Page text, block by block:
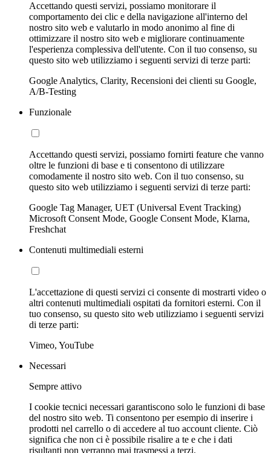
Accettando questi servizi, possiamo monitorare il
comportamento dei clic e della navigazione all'interno del
nostro sito web e valutarlo in modo anonimo al fine di
ottimizzare il nostro sito web e migliorare continuamente
l'esperienza complessiva dell'utente. Con il tuo consenso, su
questo sito web utilizziamo i seguenti servizi di terze parti:
Google Analytics, Clarity, Recensioni dei clienti su Google,
A/B-Testing
Funzionale
Accettando questi servizi, possiamo fornirti feature che vanno
oltre le funzioni di base e ti consentono di utilizzare
comodamente il nostro sito web. Con il tuo consenso, su
questo sito web utilizziamo i seguenti servizi di terze parti:
Google Tag Manager, UET (Universal Event Tracking)
Microsoft Consent Mode, Google Consent Mode, Klarna,
Freshchat
Contenuti multimediali esterni
L'accettazione di questi servizi ci consente di mostrarti video o
altri contenuti multimediali ospitati da fornitori esterni. Con il
tuo consenso, su questo sito web utilizziamo i seguenti servizi
di terze parti:
Vimeo, YouTube
Necessari
Sempre attivo
I cookie tecnici necessari garantiscono solo le funzioni di base
del nostro sito web. Ti consentono per esempio di inserire i
prodotti nel carrello o di accedere al tuo account cliente. Ciò
significa che non ci è possibile risalire a te e che i dati
risultanti non verranno mai trasmessi a terzi.